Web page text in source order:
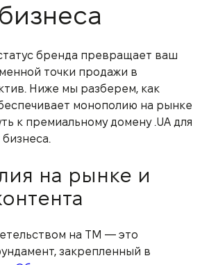
бренда превращает ваш
точки продажи в
Ниже мы разберем, как
монополию на рынке
к премиальному домену .UA для
на рынке и
на ТМ — это
закрепленный в